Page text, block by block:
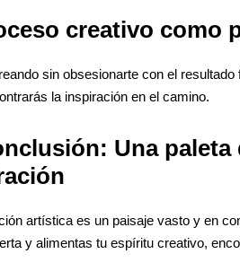
creativo como
sin obsesionarte con el
la inspiración en el camino.
Una
artística es un paisaje vasto y en
y alimentas tu espíritu creativo,